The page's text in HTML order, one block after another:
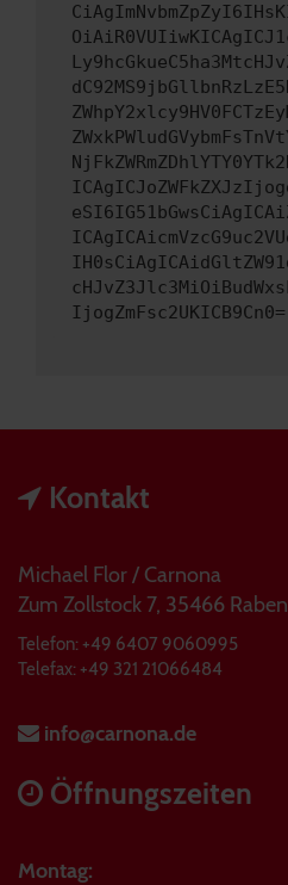
IjogZmFsc2UKICB9Cn0=
Kontakt
Michael Flor / Carnona
Zum Zollstock 7, 35466
Telefon: +49 6407 9060995
Telefax: +49 321 21066484
info@carnona.de
Öffnungszeiten
Montag: